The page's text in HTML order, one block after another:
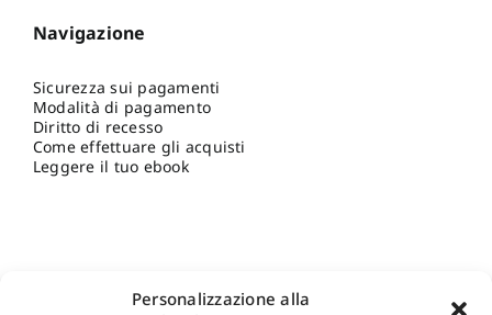
Personalizzazione alla
Navigazione
Sicurezza sui pagamenti
Modalità di pagamento
Diritto di recesso
Come effettuare gli acquisti
Leggere il tuo ebook